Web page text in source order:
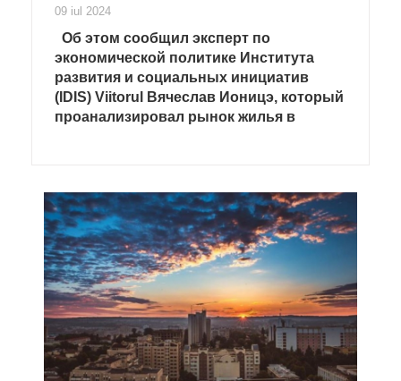
сохранится.
09 iul 2024
Об этом сообщил эксперт по
экономической политике Института
развития и социальных инициатив
(IDIS) Viitorul Вячеслав Ионицэ, который
проанализировал рынок жилья в